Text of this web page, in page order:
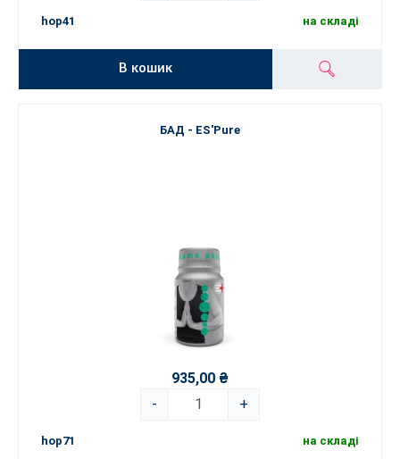
hop41 на складі
В кошик
БАД - ES'Pure
935,00 ₴
-
+
hop71 на складі